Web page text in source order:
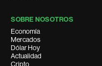
SOBRE NOSOTROS
Economía
Mercados
Dólar Hoy
Actualidad
Cripto